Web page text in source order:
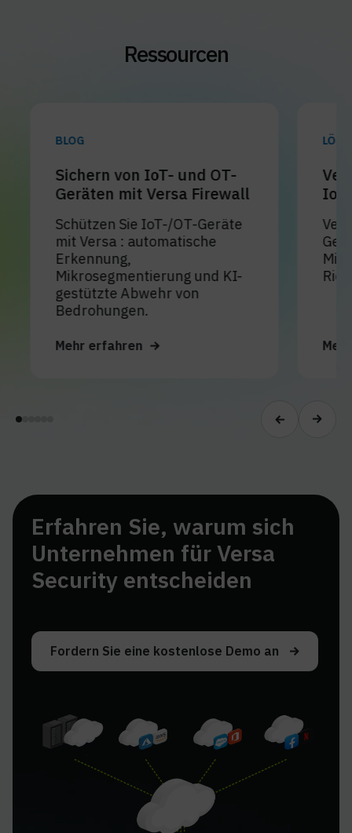
Ressourcen
BLOG
Sichern von IoT- und OT-
Geräten mit Versa Firewall
Schützen Sie IoT-/OT-Geräte
mit Versa : automatische
Erkennung,
Mikrosegmentierung und KI-
gestützte Abwehr von
Bedrohungen.
Mehr erfahren
IoT
Mehr
Erfahren Sie, warum sich
Unternehmen für Versa
Security entscheiden
Fordern Sie eine kostenlose Demo an